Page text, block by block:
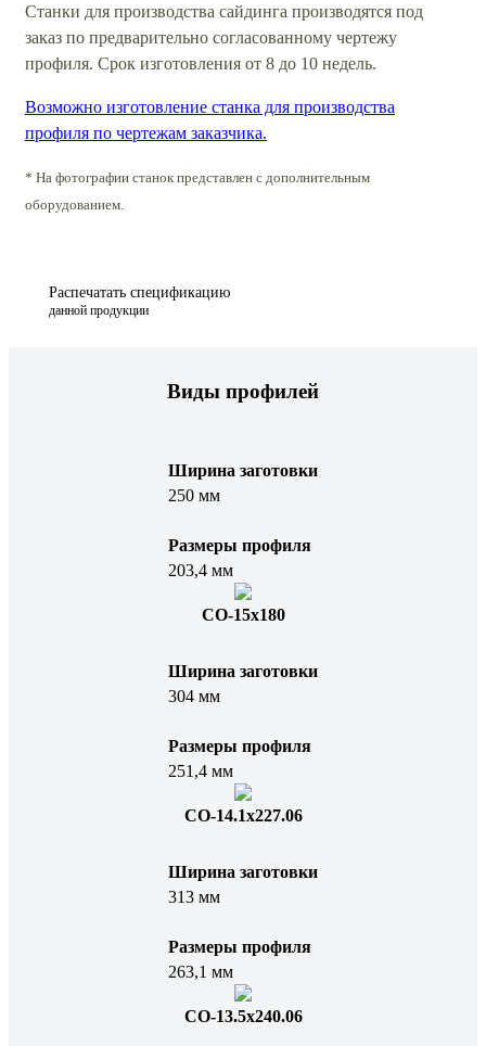
Станки для производства сайдинга производятся под
заказ по предварительно согласованному чертежу
профиля. Срок изготовления от 8 до 10 недель.
Возможно изготовление станка для производства
профиля по чертежам заказчика.
* На фотографии станок представлен с дополнительным
оборудованием.
Распечатать спецификацию
данной продукции
Виды профилей
Ширина заготовки
250 мм
Размеры профиля
203,4 мм
СО-15x180
Ширина заготовки
304 мм
Размеры профиля
251,4 мм
СО-14.1х227.06
Ширина заготовки
313 мм
Размеры профиля
263,1 мм
СО-13.5х240.06